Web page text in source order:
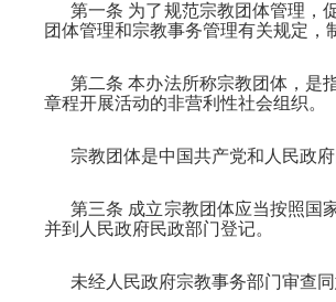
第一条 为了规范宗教团体管理，
团体管理和宗教事务管理有关规定，
第二条 本办法所称宗教团体，是
章程开展活动的非营利性社会组织。
宗教团体是中国共产党和人民政
第三条 成立宗教团体应当按照国
并到人民政府民政部门登记。
未经人民政府宗教事务部门审查